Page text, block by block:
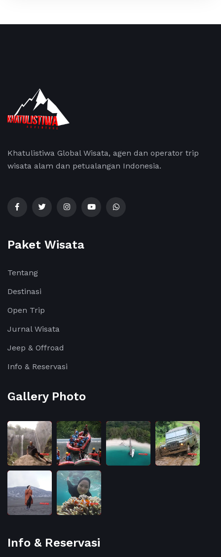
Khatulistiwa Global Wisata, agen dan operator trip
wisata alam dan petualangan Indonesia.
Paket Wisata
Tentang
Destinasi
Open Trip
Jurnal Wisata
Jeep & Offroad
Info & Reservasi
Gallery Photo
Info & Reservasi